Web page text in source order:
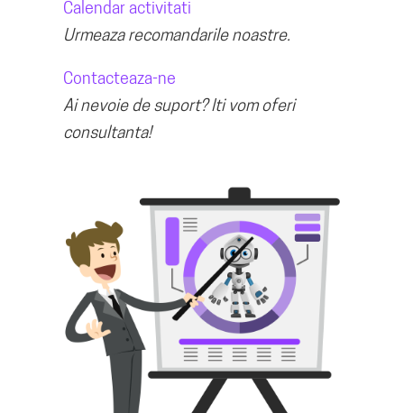
Calendar activitati
Urmeaza recomandarile noastre.
Contacteaza-ne
Ai nevoie de suport? Iti vom oferi
consultanta!